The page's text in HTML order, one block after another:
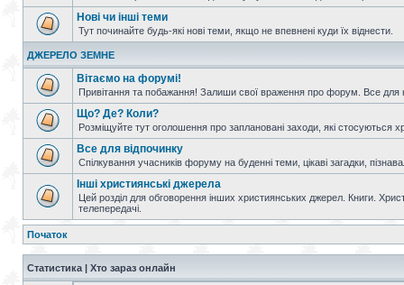
Нові чи інші теми
Тут починайте будь-які нові теми, якщо не впевнені куди їх віднести.
ДЖЕРЕЛО ЗЕМНЕ
Вітаємо на форумі!
Привітання та побажання! Залиши свої враження про форум. Все для
Що? Де? Коли?
Розміщуйте тут оголошення про заплановані заходи, які стосуються
Все для відпочинку
Спілкування учасників форуму на буденні теми, цікаві загадки,
Інші християнські джерела
Цей розділ для обговорення інших християнських джерел. Книги.
телепередачі.
Початок
Статистика | Хто зараз онлайн